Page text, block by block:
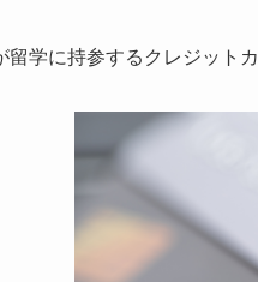
学に持参するクレジット